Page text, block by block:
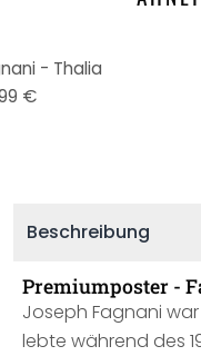
- Thalia
€
Beschreibung
Premiumposter -
Joseph Fagnani
lebte während des